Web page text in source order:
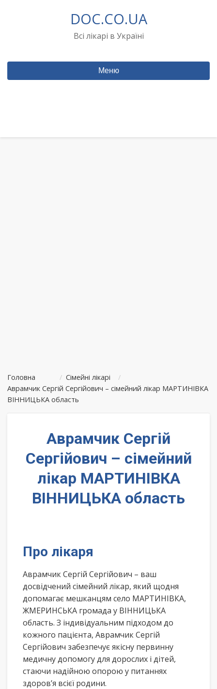
DOC.CO.UA
Всі лікарі в Україні
Меню
Головна / Сімейні лікарі
/
Аврамчик Сергій Сергійович – сімейний лікар МАРТИНІВКА
ВІННИЦЬКА область
Аврамчик Сергій
Сергійович – сімейний
лікар МАРТИНІВКА
ВІННИЦЬКА область
Про лікаря
Аврамчик Сергій Сергійович – ваш
досвідчений сімейний лікар, який щодня
допомагає мешканцям село МАРТИНІВКА,
ЖМЕРИНСЬКА громада у ВІННИЦЬКА
область. З індивідуальним підходом до
кожного пацієнта, Аврамчик Сергій
Сергійович забезпечує якісну первинну
медичну допомогу для дорослих і дітей,
стаючи надійною опорою у питаннях
здоров’я всієї родини.